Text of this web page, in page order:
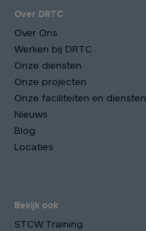
Over DRTC
Over Ons
Werken bij DRTC
Onze diensten
Onze projecten
Onze faciliteiten en diensten
Nieuws
Blog
Locaties
Bekijk ook
STCW Training